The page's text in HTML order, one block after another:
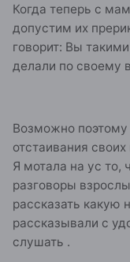
Когда теперь с
допустим их
говорит: Вы
делали по своему
Возможно
отстаивания
Я мотала на ус
разговоры
рассказать какую
рассказывали с
слушать .